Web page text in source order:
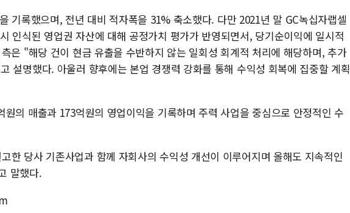
기록했으며, 전년 대비 적자폭을 31% 축소했다. 다만 2021년 말 GC녹십자랩셀
인식된 영업권 자산에 대해 공정가치 평가가 반영되면서, 당기순이익에 일시적
은 "해당 건이 현금 유출을 수반하지 않는 일회성 회계적 처리에 해당하며, 추가
설명했다. 아울러 향후에는 본업 경쟁력 강화를 통해 수익성 회복에 집중할 계획
원의 매출과 173억원의 영업이익을 기록하며 주력 사업을 중심으로 안정적인 수
한 당사 기존사업과 함께 자회사의 수익성 개선이 이루어지며 올해도 지속적인
말했다.